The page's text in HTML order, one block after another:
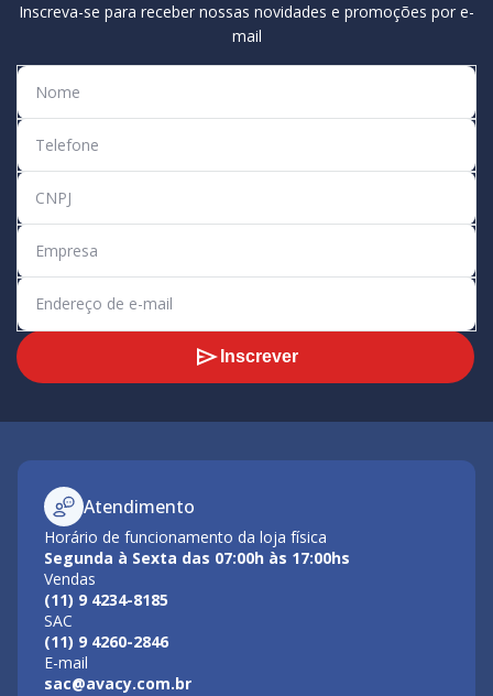
Inscreva-se para receber nossas novidades e promoções por e-
mail
Inscrever
Atendimento
Horário de funcionamento da loja física
Segunda à Sexta das 07:00h às 17:00hs
Vendas
(11) 9 4234-8185
SAC
(11) 9 4260-2846
E-mail
sac@avacy.com.br